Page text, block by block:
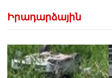
Իրադարձային